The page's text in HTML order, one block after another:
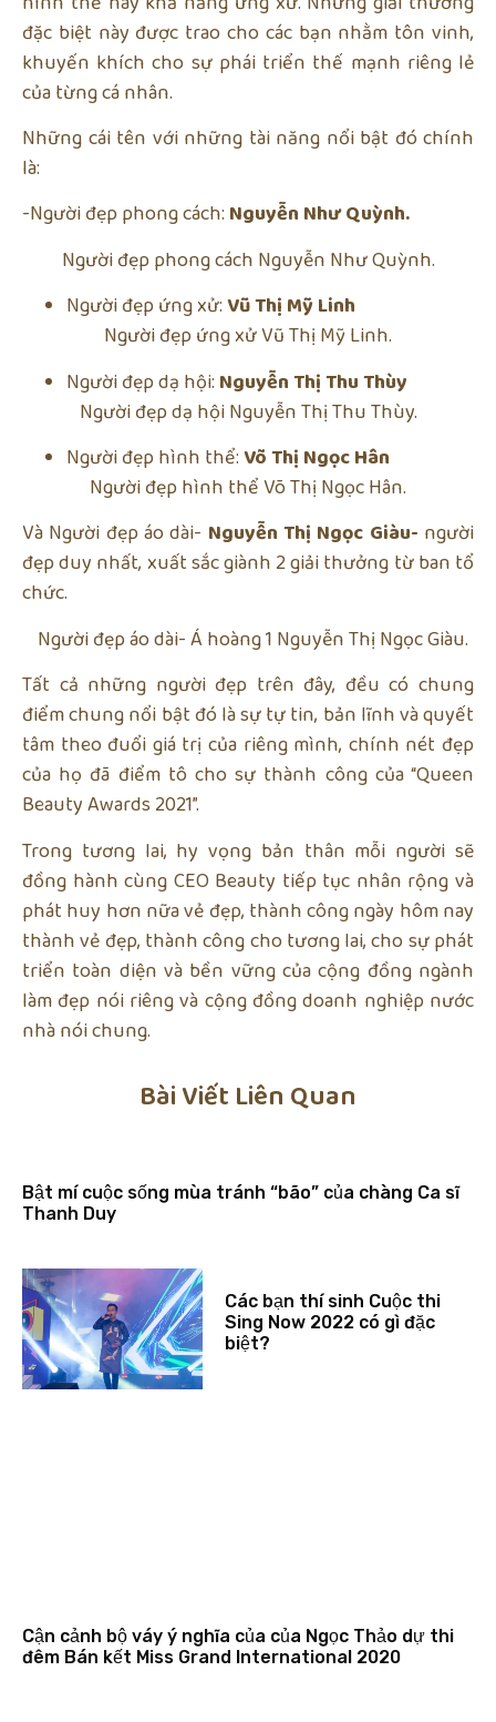
đặc biệt này được trao cho các bạn nhằm tôn vinh,
khuyến khích cho sự phái triển thế mạnh riêng lẻ
của từng cá nhân.
Những cái tên với những tài năng nổi bật đó chính
là:
-Người đẹp phong cách: Nguyễn Như Quỳnh.
Người đẹp phong cách Nguyễn Như Quỳnh.
Người đẹp ứng xử:Vũ Thị Mỹ Linh
Người đẹp ứng xử Vũ Thị Mỹ Linh.
Người đẹp dạ hội: Nguyễn Thị Thu Thùy
Người đẹp dạ hội Nguyễn Thị Thu Thùy.
Người đẹp hình thể:Võ Thị Ngọc Hân
Người đẹp hình thể Võ Thị Ngọc Hân.
Và Người đẹp áo dài- Nguyễn Thị Ngọc Giàu- người
đẹp duy nhất, xuất sắc giành 2 giải thưởng từ ban tổ
chức.
Người đẹp áo dài- Á hoàng 1 Nguyễn Thị Ngọc Giàu.
Tất cả những người đẹp trên đây, đều có chung
điểm chung nổi bật đó là sự tự tin, bản lĩnh và quyết
tâm theo đuổi giá trị của riêng mình, chính nét đẹp
của họ đã điểm tô cho sự thành công của “Queen
Beauty Awards 2021”.
Trong tương lai, hy vọng bản thân mỗi người sẽ
đồng hành cùng CEO Beauty tiếp tục nhân rộng và
phát huy hơn nữa vẻ đẹp, thành công ngày hôm nay
thành vẻ đẹp, thành công cho tương lai, cho sự phát
triển toàn diện và bền vững của cộng đồng ngành
làm đẹp nói riêng và cộng đồng doanh nghiệp nước
nhà nói chung.
Bài Viết Liên Quan
Bật mí cuộc sống mùa tránh “bão” của chàng Ca sĩ
Thanh Duy
Các bạn thí sinh Cuộc thi
Sing Now 2022 có gì đặc
biệt?
Cận cảnh bộ váy ý nghĩa của của Ngọc Thảo dự thi
đêm Bán kết Miss Grand International 2020